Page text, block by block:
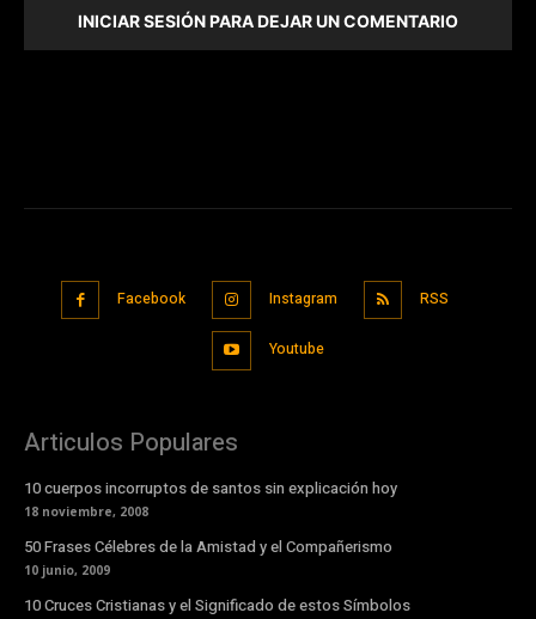
INICIAR SESIÓN PARA DEJAR UN COMENTARIO
Facebook Instagram RSS
Youtube
Articulos Populares
10 cuerpos incorruptos de santos sin explicación hoy
18 noviembre, 2008
50 Frases Célebres de la Amistad y el Compañerismo
10 junio, 2009
10 Cruces Cristianas y el Significado de estos Símbolos